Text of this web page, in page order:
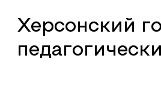
Херсонский